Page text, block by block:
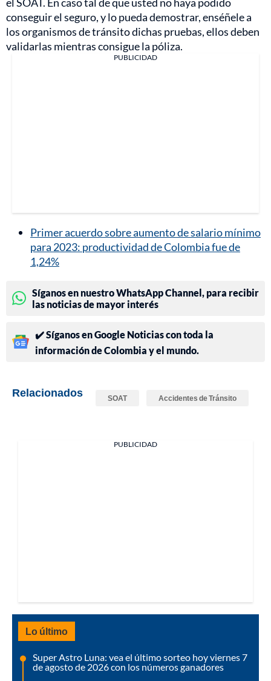
conseguir el seguro, y lo pueda demostrar, enséñele a
los organismos de tránsito dichas pruebas, ellos deben
validarlas mientras consigue la póliza.
PUBLICIDAD
Primer acuerdo sobre aumento de salario mínimo
para 2023: productividad de Colombia fue de
1,24%
Síganos en nuestro WhatsApp Channel, para recibir
las noticias de mayor interés
✔️ Síganos en Google Noticias con toda la
información de Colombia y el mundo.
Relacionados SOAT Accidentes de Tránsito
PUBLICIDAD
Lo último
Super Astro Luna: vea el último sorteo hoy viernes 7
de agosto de 2026 con los números ganadores